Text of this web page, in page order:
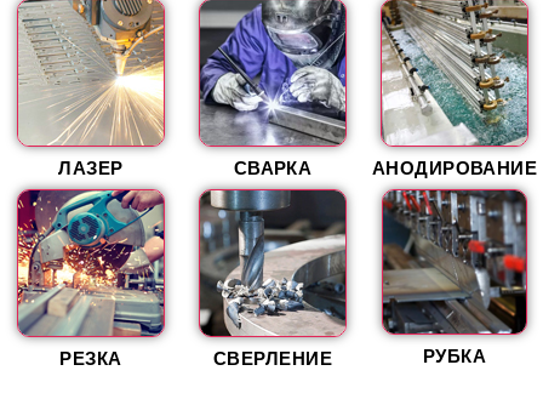
3,5 мм (5)
3,1 мм (4)
3,3 мм (4)
3,4 мм (4)
3,6 мм (4)
3,7 мм (4)
3,9 мм (4)
3.8 мм (3)
ЛАЗЕР СВАРКА АНОДИРОВАНИЕ
РЕЗКА СВЕРЛЕНИЕ РУБКА